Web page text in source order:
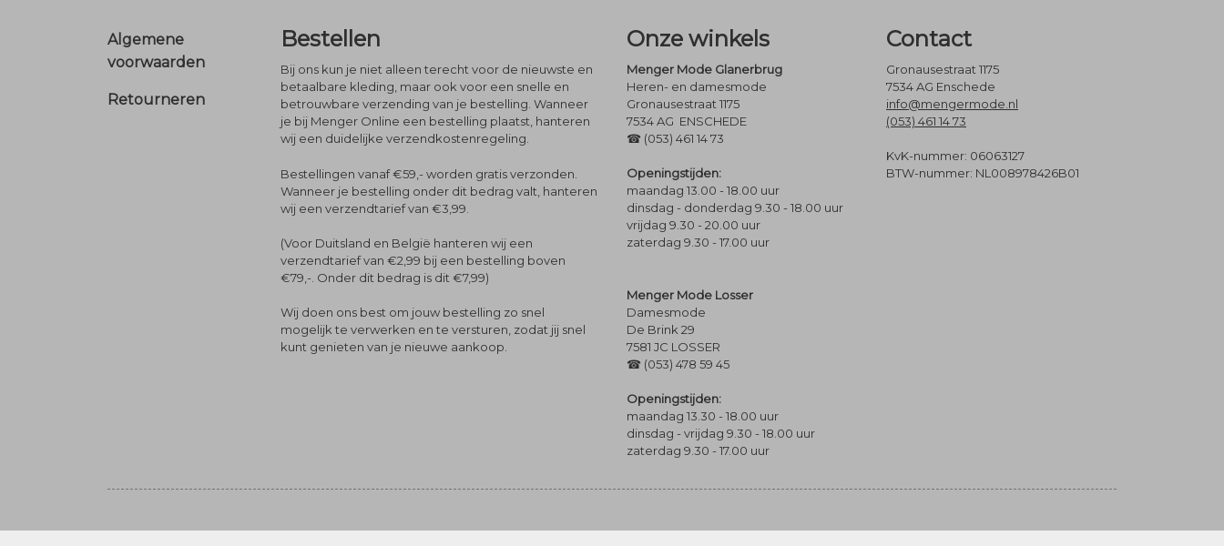
Footer
Algemene
voorwaarden
Retourneren
Bestellen
Bij ons kun je niet alleen terecht voor de nieuwste en
betaalbare kleding, maar ook voor een snelle en
betrouwbare verzending van je bestelling. Wanneer
je bij Menger Online een bestelling plaatst, hanteren
wij een duidelijke verzendkostenregeling.
Bestellingen vanaf €59,- worden gratis verzonden.
Wanneer je bestelling onder dit bedrag valt, hanteren
wij een verzendtarief van €3,99.
(Voor Duitsland en België hanteren wij een
verzendtarief van €2,99 bij een bestelling boven
€79,-. Onder dit bedrag is dit €7,99)
Wij doen ons best om jouw bestelling zo snel
mogelijk te verwerken en te versturen, zodat jij snel
kunt genieten van je nieuwe aankoop.
Onze winkels
Menger Mode Glanerbrug
Heren- en damesmode
Gronausestraat 1175
7534 AG ENSCHEDE
☎ (053) 461 14 73
Openingstijden:
maandag 13.00 - 18.00 uur
dinsdag - donderdag 9.30 - 18.00 uur
vrijdag 9.30 - 20.00 uur
zaterdag 9.30 - 17.00 uur
Menger Mode Losser
Damesmode
De Brink 29
7581 JC LOSSER
☎ (053) 478 59 45
Openingstijden:
maandag 13.30 - 18.00 uur
dinsdag - vrijdag 9.30 - 18.00 uur
zaterdag 9.30 - 17.00 uur
Contact
Gronausestraat 1175
7534 AG Enschede
info@mengermode.nl
(053) 461 14 73
KvK-nummer: 06063127
BTW-nummer: NL008978426B01